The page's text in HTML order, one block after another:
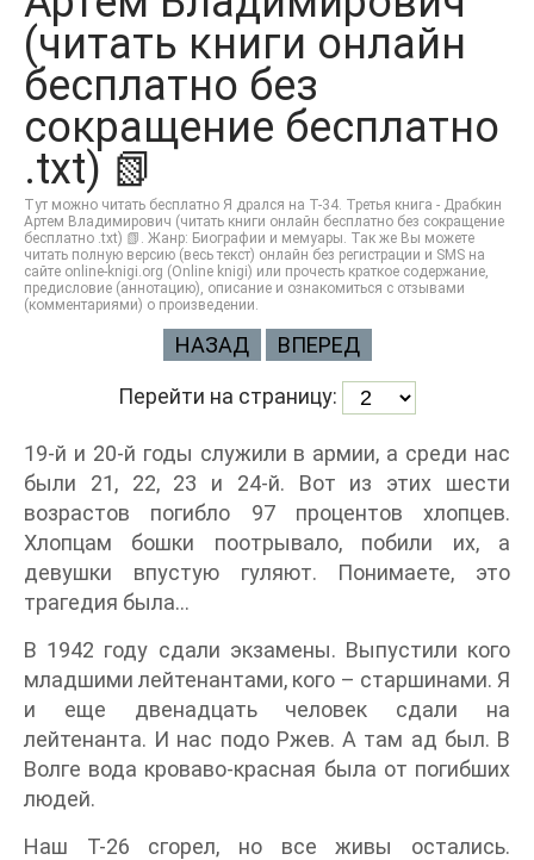
(читать книги онлайн
бесплатно без
сокращение бесплатно
.txt) 📗
Тут можно читать бесплатно Я дрался на Т-34. Третья книга - Драбкин
Артем Владимирович (читать книги онлайн бесплатно без сокращение
бесплатно .txt) 📗. Жанр: Биографии и мемуары. Так же Вы можете
читать полную версию (весь текст) онлайн без регистрации и SMS на
сайте online-knigi.org (Online knigi) или прочесть краткое содержание,
предисловие (аннотацию), описание и ознакомиться с отзывами
(комментариями) о произведении.
НАЗАД ВПЕРЕД
Перейти на страницу:
19-й и 20-й годы служили в армии, а среди нас
были 21, 22, 23 и 24-й. Вот из этих шести
возрастов погибло 97 процентов хлопцев.
Хлопцам бошки поотрывало, побили их, а
девушки впустую гуляют. Понимаете, это
трагедия была…
В 1942 году сдали экзамены. Выпустили кого
младшими лейтенантами, кого – старшинами. Я
и еще двенадцать человек сдали на
лейтенанта. И нас подо Ржев. А там ад был. В
Волге вода кроваво-красная была от погибших
людей.
Наш Т-26 сгорел, но все живы остались.